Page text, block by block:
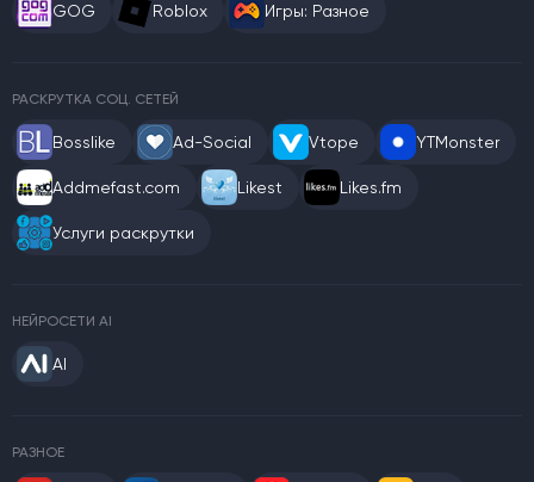
GOG Roblox Игры: Разное
РАСКРУТКА СОЦ. СЕТЕЙ
Bosslike Ad-Social Vtope YTMonster
Addmefast.com Likest Likes.fm
Услуги раскрутки
НЕЙРОСЕТИ AI
AI
РАЗНОЕ